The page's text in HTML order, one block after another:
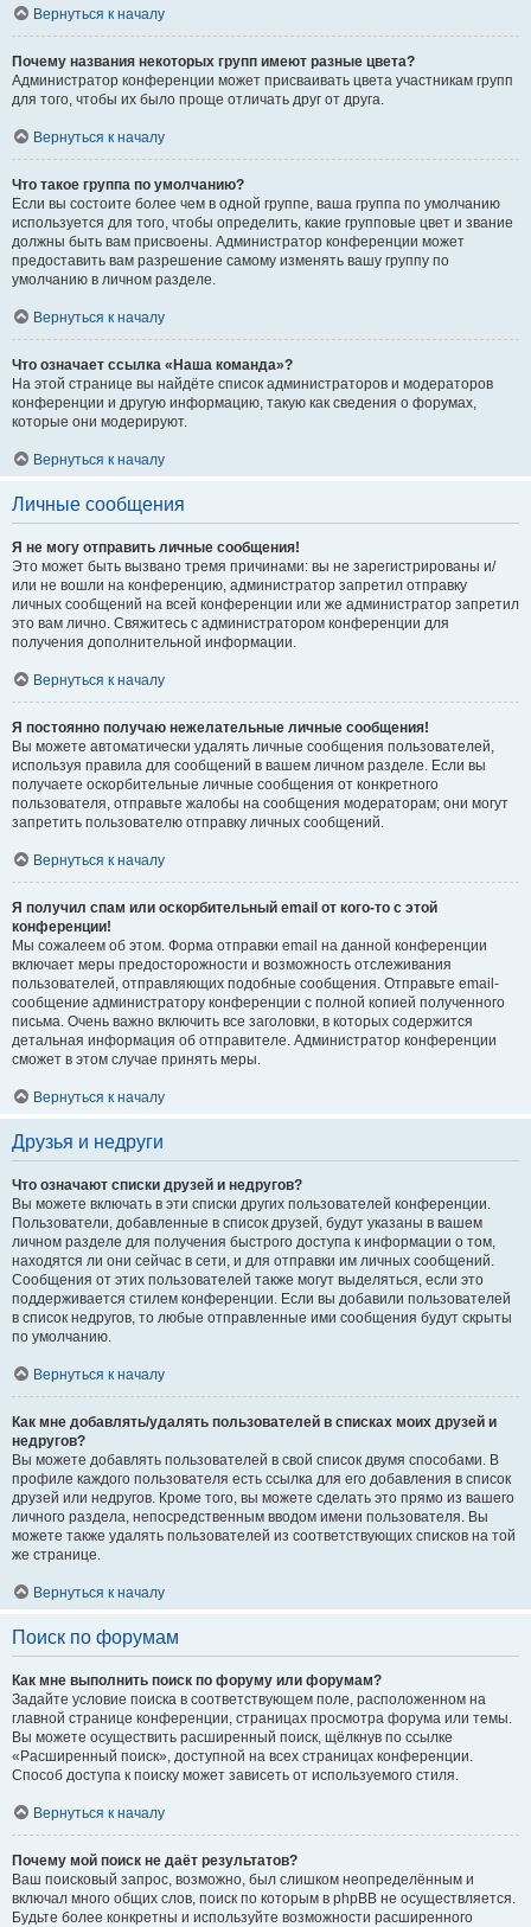
Вернуться к началу
Почему названия некоторых групп имеют разные цвета?
Администратор конференции может присваивать цвета участникам групп
для того, чтобы их было проще отличать друг от друга.
Вернуться к началу
Что такое группа по умолчанию?
Если вы состоите более чем в одной группе, ваша группа по умолчанию
используется для того, чтобы определить, какие групповые цвет и звание
должны быть вам присвоены. Администратор конференции может
предоставить вам разрешение самому изменять вашу группу по
умолчанию в личном разделе.
Вернуться к началу
Что означает ссылка «Наша команда»?
На этой странице вы найдёте список администраторов и модераторов
конференции и другую информацию, такую как сведения о форумах,
которые они модерируют.
Вернуться к началу
Личные сообщения
Я не могу отправить личные сообщения!
Это может быть вызвано тремя причинами: вы не зарегистрированы и/
или не вошли на конференцию, администратор запретил отправку
личных сообщений на всей конференции или же администратор запретил
это вам лично. Свяжитесь с администратором конференции для
получения дополнительной информации.
Вернуться к началу
Я постоянно получаю нежелательные личные сообщения!
Вы можете автоматически удалять личные сообщения пользователей,
используя правила для сообщений в вашем личном разделе. Если вы
получаете оскорбительные личные сообщения от конкретного
пользователя, отправьте жалобы на сообщения модераторам; они могут
запретить пользователю отправку личных сообщений.
Вернуться к началу
Я получил спам или оскорбительный email от кого-то с этой
конференции!
Мы сожалеем об этом. Форма отправки email на данной конференции
включает меры предосторожности и возможность отслеживания
пользователей, отправляющих подобные сообщения. Отправьте email-
сообщение администратору конференции с полной копией полученного
письма. Очень важно включить все заголовки, в которых содержится
детальная информация об отправителе. Администратор конференции
сможет в этом случае принять меры.
Вернуться к началу
Друзья и недруги
Что означают списки друзей и недругов?
Вы можете включать в эти списки других пользователей конференции.
Пользователи, добавленные в список друзей, будут указаны в вашем
личном разделе для получения быстрого доступа к информации о том,
находятся ли они сейчас в сети, и для отправки им личных сообщений.
Сообщения от этих пользователей также могут выделяться, если это
поддерживается стилем конференции. Если вы добавили пользователей
в список недругов, то любые отправленные ими сообщения будут скрыты
по умолчанию.
Вернуться к началу
Как мне добавлять/удалять пользователей в списках моих друзей и
недругов?
Вы можете добавлять пользователей в свой список двумя способами. В
профиле каждого пользователя есть ссылка для его добавления в список
друзей или недругов. Кроме того, вы можете сделать это прямо из вашего
личного раздела, непосредственным вводом имени пользователя. Вы
можете также удалять пользователей из соответствующих списков на той
же странице.
Вернуться к началу
Поиск по форумам
Как мне выполнить поиск по форуму или форумам?
Задайте условие поиска в соответствующем поле, расположенном на
главной странице конференции, страницах просмотра форума или темы.
Вы можете осуществить расширенный поиск, щёлкнув по ссылке
«Расширенный поиск», доступной на всех страницах конференции.
Способ доступа к поиску может зависеть от используемого стиля.
Вернуться к началу
Почему мой поиск не даёт результатов?
Ваш поисковый запрос, возможно, был слишком неопределённым и
включал много общих слов, поиск по которым в phpBB не осуществляется.
Будьте более конкретны и используйте возможности расширенного